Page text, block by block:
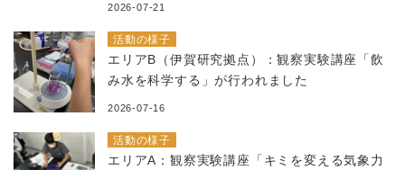
2026-07-21
活動の様子
エリアB（伊賀研究拠点）：観察実験講座「飲
み水を科学する」が行われました
2026-07-16
活動の様子
エリアA：観察実験講座「キミを変える気象力